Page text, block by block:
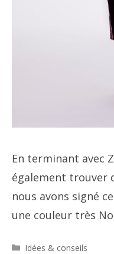
En terminant avec
également trouver
nous avons signé ce
une couleur très
Catégories
Idées & conseils